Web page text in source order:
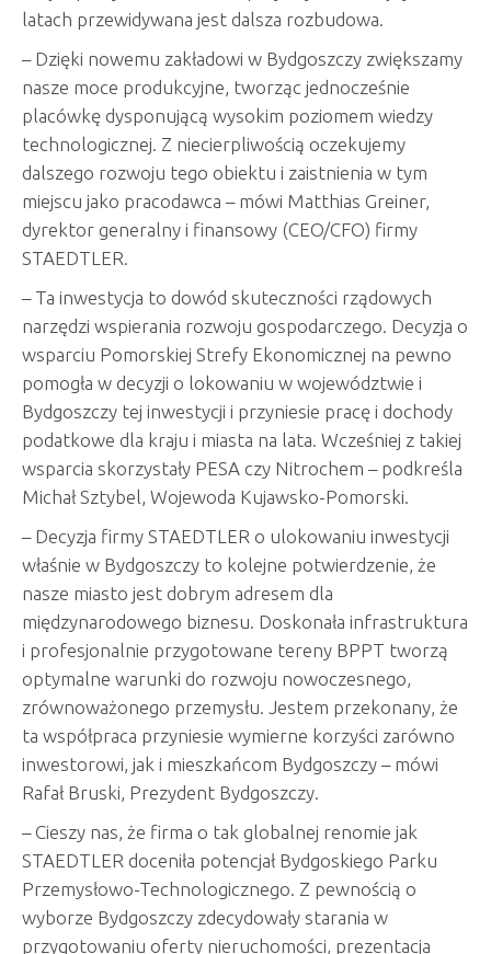
latach przewidywana jest dalsza rozbudowa.
– Dzięki nowemu zakładowi w Bydgoszczy zwiększamy
nasze moce produkcyjne, tworząc jednocześnie
placówkę dysponującą wysokim poziomem wiedzy
technologicznej. Z niecierpliwością oczekujemy
dalszego rozwoju tego obiektu i zaistnienia w tym
miejscu jako pracodawca – mówi Matthias Greiner,
dyrektor generalny i finansowy (CEO/CFO) firmy
STAEDTLER.
– Ta inwestycja to dowód skuteczności rządowych
narzędzi wspierania rozwoju gospodarczego. Decyzja o
wsparciu Pomorskiej Strefy Ekonomicznej na pewno
pomogła w decyzji o lokowaniu w województwie i
Bydgoszczy tej inwestycji i przyniesie pracę i dochody
podatkowe dla kraju i miasta na lata. Wcześniej z takiej
wsparcia skorzystały PESA czy Nitrochem – podkreśla
Michał Sztybel, Wojewoda Kujawsko-Pomorski.
– Decyzja firmy STAEDTLER o ulokowaniu inwestycji
właśnie w Bydgoszczy to kolejne potwierdzenie, że
nasze miasto jest dobrym adresem dla
międzynarodowego biznesu. Doskonała infrastruktura
i profesjonalnie przygotowane tereny BPPT tworzą
optymalne warunki do rozwoju nowoczesnego,
zrównoważonego przemysłu. Jestem przekonany, że
ta współpraca przyniesie wymierne korzyści zarówno
inwestorowi, jak i mieszkańcom Bydgoszczy – mówi
Rafał Bruski, Prezydent Bydgoszczy.
– Cieszy nas, że firma o tak globalnej renomie jak
STAEDTLER doceniła potencjał Bydgoskiego Parku
Przemysłowo-Technologicznego. Z pewnością o
wyborze Bydgoszczy zdecydowały starania w
przygotowaniu oferty nieruchomości, prezentacja